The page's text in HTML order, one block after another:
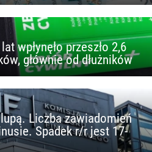
wpłynęło przeszło 2,6
głównie od dłużników
Liczba zawiadomień
Spadek r/r jest 17-